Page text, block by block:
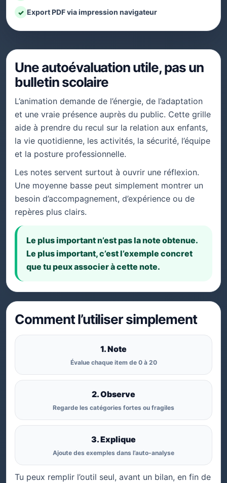
✓ Export PDF via impression navigateur
Une autoévaluation utile, pas un
bulletin scolaire
L’animation demande de l’énergie, de l’adaptation
et une vraie présence auprès du public. Cette grille
aide à prendre du recul sur la relation aux enfants,
la vie quotidienne, les activités, la sécurité, l’équipe
et la posture professionnelle.
Les notes servent surtout à ouvrir une réflexion.
Une moyenne basse peut simplement montrer un
besoin d’accompagnement, d’expérience ou de
repères plus clairs.
Le plus important n’est pas la note obtenue.
Le plus important, c’est l’exemple concret
que tu peux associer à cette note.
Comment l’utiliser simplement
1. Note
Évalue chaque item de 0 à 20
2. Observe
Regarde les catégories fortes ou fragiles
3. Explique
Ajoute des exemples dans l’auto-analyse
Tu peux remplir l’outil seul, avant un bilan, en fin de